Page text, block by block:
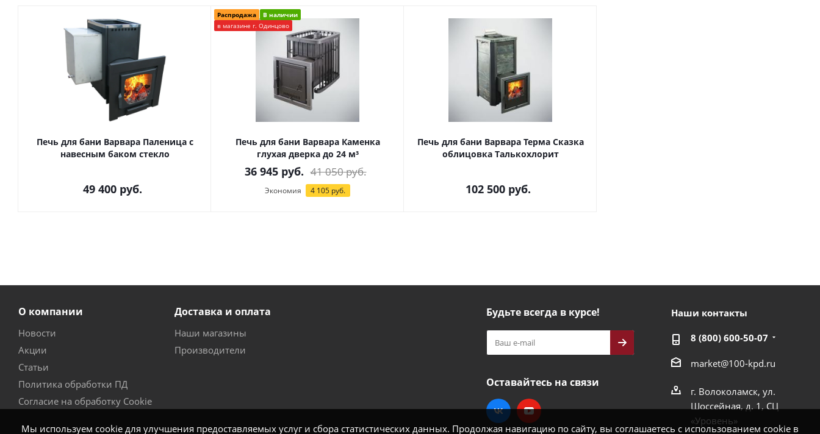
Мы используем cookie для улучшения предоставляемых услуг и сбора статистических данных. Продолжая навигацию по сайту, вы соглашаетесь с использованием cookie в
Печь для бани Варвара Паленица с
навесным баком стекло
49 400 руб.
Распродажа
В наличии
в магазине г. Одинцово
Печь для бани Варвара Каменка
глухая дверка до 24 м³
36 945руб. 41 050руб.
Экономия 4 105 руб.
Печь для бани Варвара Терма Сказка
облицовка Талькохлорит
102 500 руб.
О компании
Новости
Акции
Статьи
Политика обработки ПД
Согласие на обработку Cookie
Доставка и оплата
Наши магазины
Производители
Будьте всегда в курсе!
Оставайтесь на связи
Наши контакты
8 (800) 600-50-07
market@100-kpd.ru
г. Волоколамск, ул.
Шоссейная, д. 1, СЦ
«Уровень»